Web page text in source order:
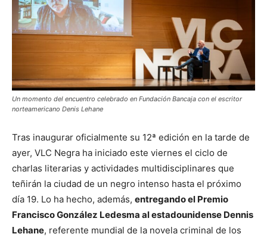
Un momento del encuentro celebrado en Fundación Bancaja con el escritor
norteamericano Denis Lehane
Tras inaugurar oficialmente su 12ª edición en la tarde de
ayer, VLC Negra ha iniciado este viernes el ciclo de
charlas literarias y actividades multidisciplinares que
teñirán la ciudad de un negro intenso hasta el próximo
día 19. Lo ha hecho, además, entregando el Premio
Francisco González Ledesma al estadounidense Dennis
Lehane, referente mundial de la novela criminal de los